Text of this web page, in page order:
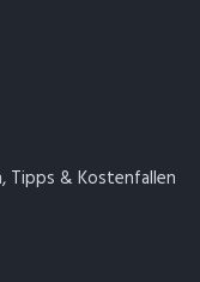
Tipps & Kostenfallen